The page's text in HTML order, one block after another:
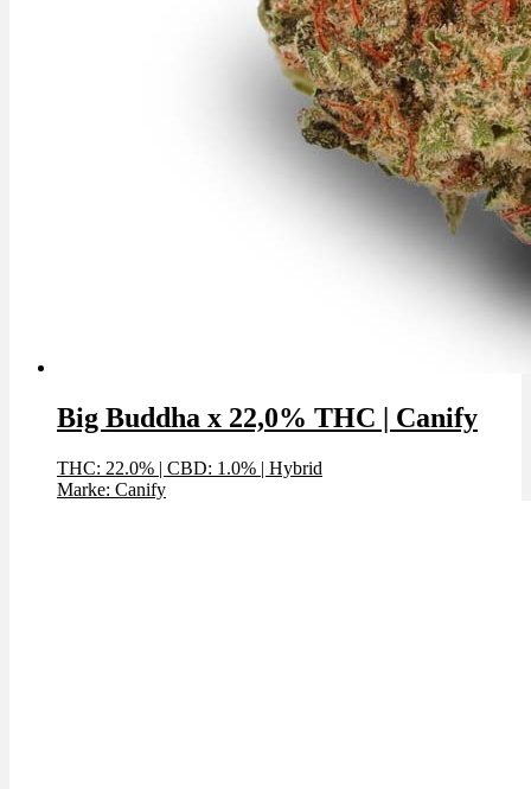
Big Buddha x 22,0% THC | Canify
THC: 22.0% | CBD: 1.0% | Hybrid
Marke: Canify